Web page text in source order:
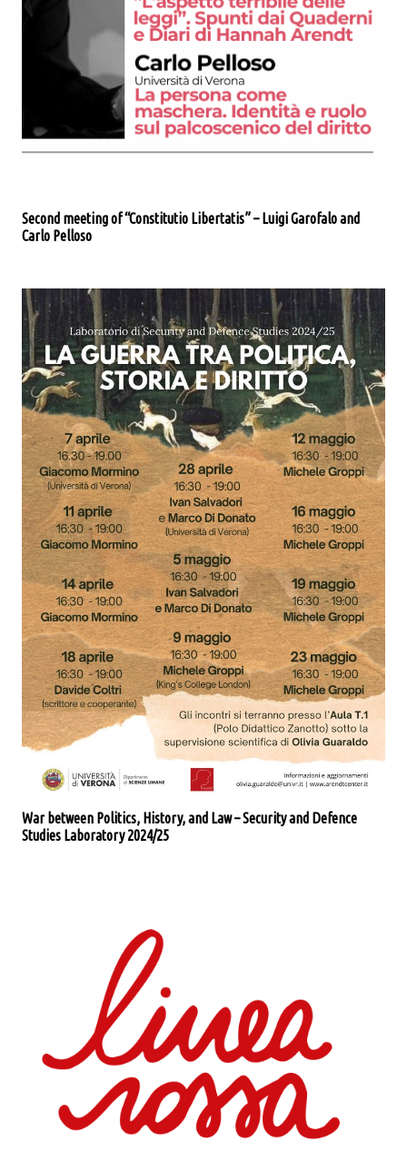
Second meeting of “Constitutio Libertatis” – Luigi Garofalo and
Carlo Pelloso
War between Politics, History, and Law – Security and Defence
Studies Laboratory 2024/25